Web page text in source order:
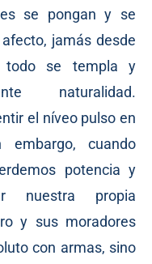
se pongan y se
jamás desde
todo se templa y
naturalidad.
el níveo pulso en
embargo, cuando
potencia y
nuestra propia
y sus moradores
con armas, sino